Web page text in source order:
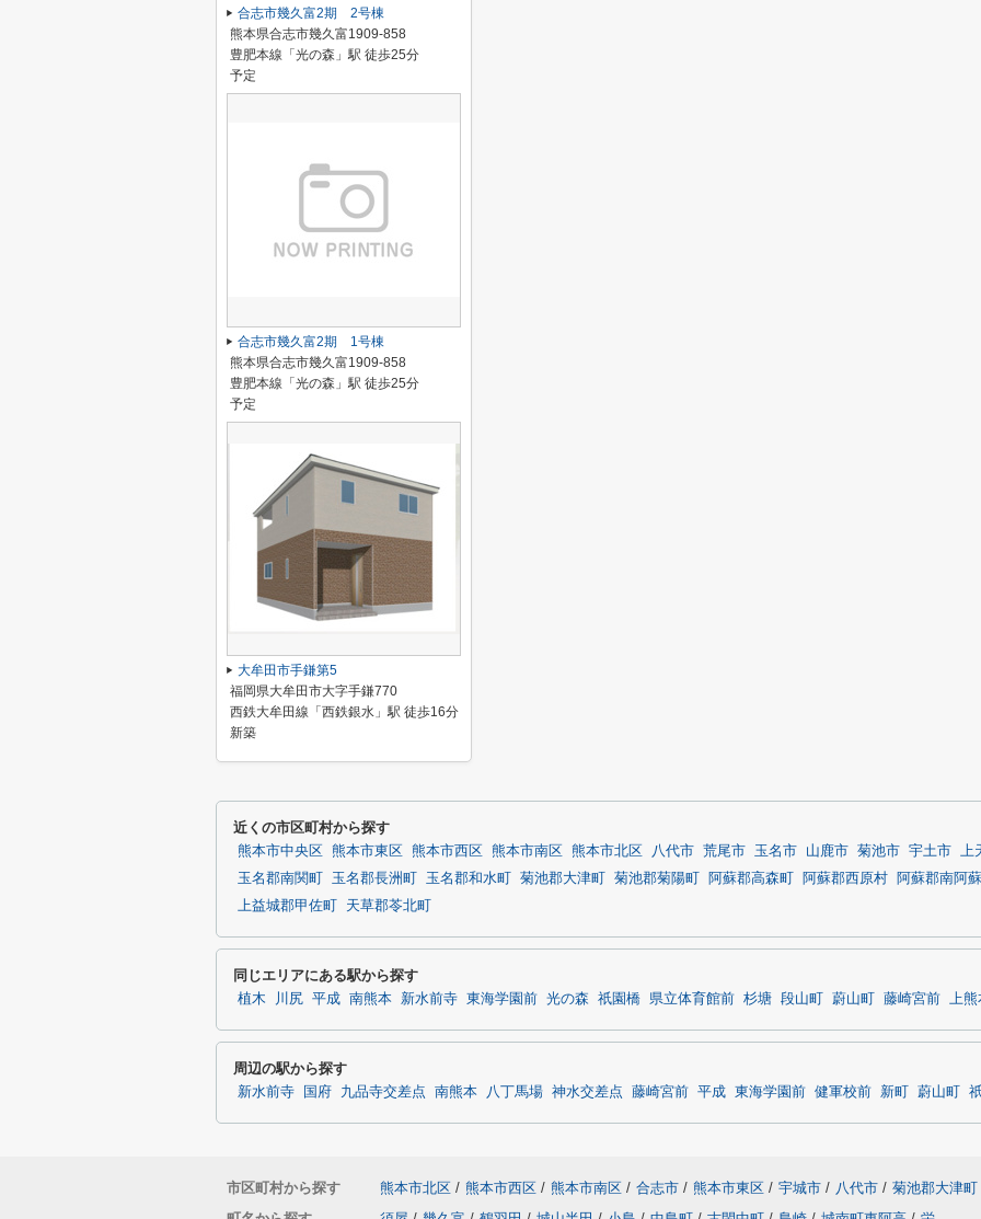
合志市幾久富2期 2号棟
熊本県合志市幾久富1909-858
豊肥本線「光の森」駅 徒歩25分
予定
合志市幾久富2期 1号棟
熊本県合志市幾久富1909-858
豊肥本線「光の森」駅 徒歩25分
予定
大牟田市手鎌第5
福岡県大牟田市大字手鎌770
西鉄大牟田線「西鉄銀水」駅 徒歩16分
新築
近くの市区町村から探す
熊本市中央区 熊本市東区 熊本市西区 熊本市南区 熊本市北区 八代市 荒尾市 玉名市 山鹿市 菊池市 宇土市 上
玉名郡南関町
玉名郡長洲町 玉名郡和水町 菊池郡大津町 菊池郡菊陽町 阿蘇郡高森町 阿蘇郡西原村
阿蘇郡南阿
上益城郡甲佐町
天草郡苓北町
同じエリアにある駅から探す
植木 川尻 平成 南熊本 新水前寺 東海学園前 光の森 祇園橋 県立体育館前 杉塘 段山町 蔚山町 藤崎宮前 上熊
周辺の駅から探す
新水前寺 国府 九品寺交差点 南熊本 八丁馬場 神水交差点 藤崎宮前 平成 東海学園前 健軍校前 新町 蔚山町
市区町村から探す 熊本市北区 / 熊本市西区 / 熊本市南区 / 合志市 / 熊本市東区 / 宇城市 / 八代市 / 菊池郡大津町